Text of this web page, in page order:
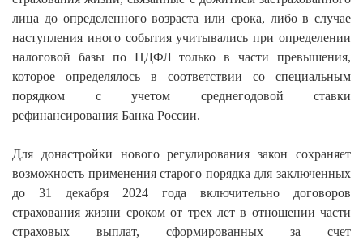
лица до определенного возраста или срока, либо в случае
наступления иного события учитывались при определении
налоговой базы по НДФЛ только в части превышения,
которое определялось в соответствии со специальным
порядком с учетом среднегодовой ставки
рефинансирования Банка России.
Для донастройки нового регулирования закон сохраняет
возможность применения старого порядка для заключенных
до 31 декабря 2024 года включительно договоров
страхования жизни сроком от трех лет в отношении части
страховых выплат, сформированных за счет